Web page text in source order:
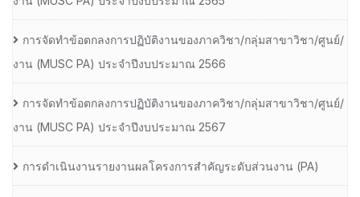
การจัดทำข้อตกลงการปฏิบัติงานของภาควิชา/กลุ่มสาขาวิชา/ศูนย์/
งาน (MUSC PA) ประจำปีงบประมาณ 2566
การจัดทำข้อตกลงการปฏิบัติงานของภาควิชา/กลุ่มสาขาวิชา/ศูนย์/
งาน (MUSC PA) ประจำปีงบประมาณ 2567
การดำเนินงานรายงานผลโครงการสำคัญระดับส่วนงาน (PA)